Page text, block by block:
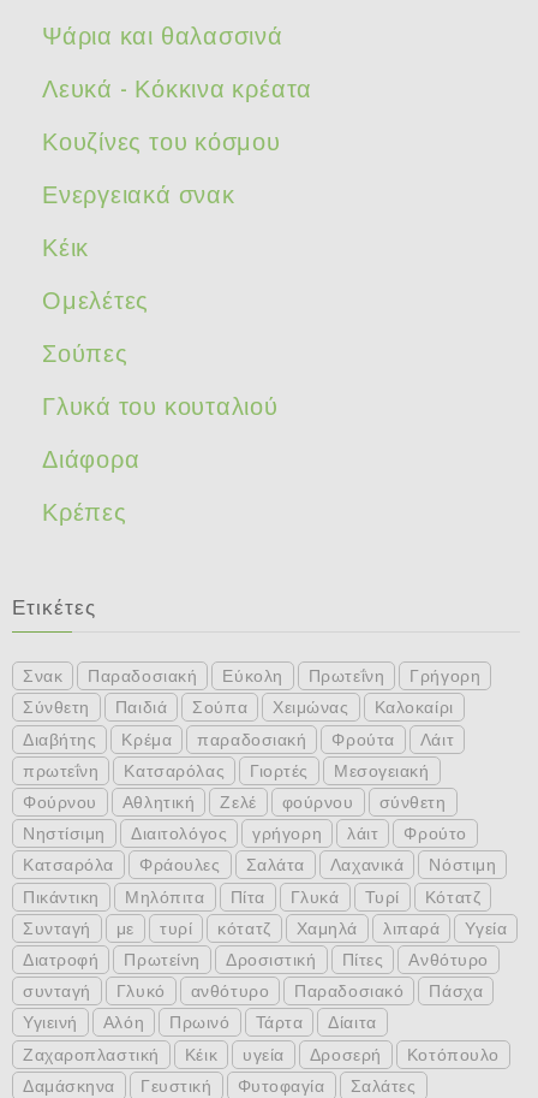
Ψάρια και θαλασσινά
Λευκά - Κόκκινα κρέατα
Κουζίνες του κόσμου
Ενεργειακά σνακ
Κέικ
Ομελέτες
Σούπες
Γλυκά του κουταλιού
Διάφορα
Κρέπες
Ετικέτες
Σνακ Παραδοσιακή Εύκολη Πρωτεΐνη
Γρήγορη
Σύνθετη
Παιδιά Σούπα Χειμώνας
Καλοκαίρι
Διαβήτης
Κρέμα παραδοσιακή Φρούτα
Λάιτ
πρωτεΐνη
Κατσαρόλας Γιορτές
Μεσογειακή
Φούρνου
Αθλητική Ζελέ φούρνου
σύνθετη
Νηστίσιμη
Διαιτολόγος γρήγορη λάιτ
Φρούτο
Κατσαρόλα
Φράουλες Σαλάτα Λαχανικά
Νόστιμη
Πικάντικη
Μηλόπιτα Πίτα Γλυκά Τυρί
Κότατζ
Συνταγή
με τυρί κότατζ Χαμηλά λιπαρά
Υγεία
Διατροφή
Πρωτείνη Δροσιστική Πίτες
Ανθότυρο
συνταγή
Γλυκό ανθότυρο Παραδοσιακό
Πάσχα
Υγιεινή
Αλόη Πρωινό Τάρτα
Δίαιτα
Ζαχαροπλαστική
Κέικ υγεία Δροσερή
Κοτόπουλο
Δαμάσκηνα
Γευστική Φυτοφαγία Σαλάτες